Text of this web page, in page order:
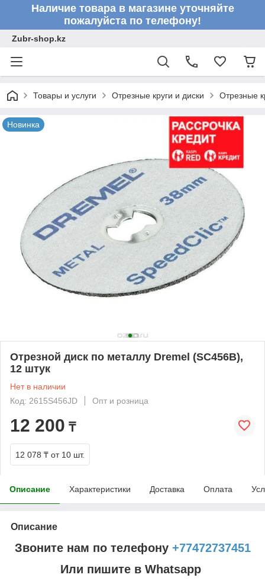
Наличие товара в магазине уточняйте
пожалуйста по телефону!
Zubr-shop.kz
Товары и услуги Отрезные круги и диски Отрезные
Новинка
Отрезной диск по металлу Dremel (SC456B),
12 штук
Нет в наличии
Код: 2615S456JD
Опт и розница
12 200 ₸
12 078 ₸ от 10 шт.
Описание Характеристики Доставка Оплата
Описание
Звоните нам по телефону +77472737451
Или пишите в Whatsapp